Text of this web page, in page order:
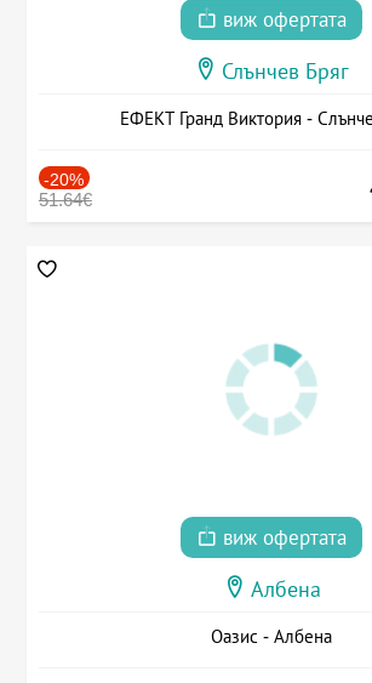
виж офертата
Слънчев Бряг
ЕФЕКТ Гранд Виктория -
-20%
51.64€
виж офертата
Албена
Оазис - Албена